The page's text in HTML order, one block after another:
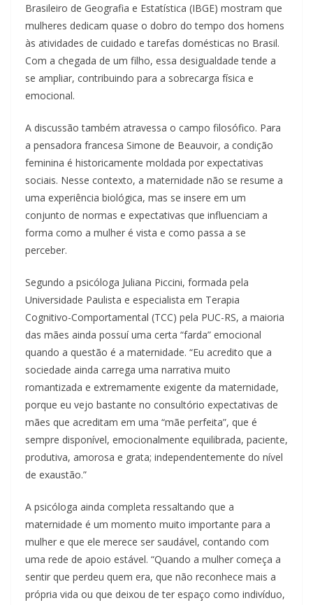
Brasileiro de Geografia e Estatística (IBGE) mostram que
mulheres dedicam quase o dobro do tempo dos homens
às atividades de cuidado e tarefas domésticas no Brasil.
Com a chegada de um filho, essa desigualdade tende a
se ampliar, contribuindo para a sobrecarga física e
emocional.
A discussão também atravessa o campo filosófico. Para
a pensadora francesa Simone de Beauvoir, a condição
feminina é historicamente moldada por expectativas
sociais. Nesse contexto, a maternidade não se resume a
uma experiência biológica, mas se insere em um
conjunto de normas e expectativas que influenciam a
forma como a mulher é vista e como passa a se
perceber.
Segundo a psicóloga Juliana Piccini, formada pela
Universidade Paulista e especialista em Terapia
Cognitivo-Comportamental (TCC) pela PUC-RS, a maioria
das mães ainda possuí uma certa “farda” emocional
quando a questão é a maternidade. “Eu acredito que a
sociedade ainda carrega uma narrativa muito
romantizada e extremamente exigente da maternidade,
porque eu vejo bastante no consultório expectativas de
mães que acreditam em uma “mãe perfeita”, que é
sempre disponível, emocionalmente equilibrada, paciente,
produtiva, amorosa e grata; independentemente do nível
de exaustão.”
A psicóloga ainda completa ressaltando que a
maternidade é um momento muito importante para a
mulher e que ele merece ser saudável, contando com
uma rede de apoio estável. “Quando a mulher começa a
sentir que perdeu quem era, que não reconhece mais a
própria vida ou que deixou de ter espaço como indivíduo,